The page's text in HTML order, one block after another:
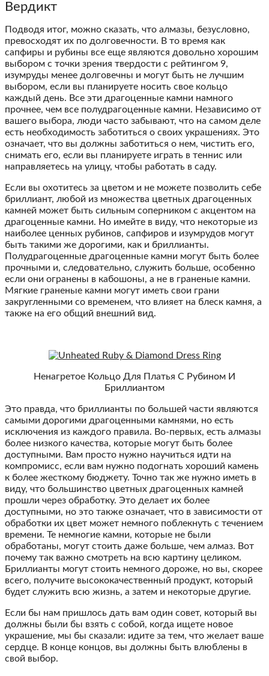
Вердикт
Подводя итог, можно сказать, что алмазы, безусловно,
превосходят их по долговечности. В то время как
сапфиры и рубины все еще являются довольно хорошим
выбором с точки зрения твердости с рейтингом 9,
изумруды менее долговечны и могут быть не лучшим
выбором, если вы планируете носить свое кольцо
каждый день. Все эти драгоценные камни намного
прочнее, чем все полудрагоценные камни. Независимо от
вашего выбора, люди часто забывают, что на самом деле
есть необходимость заботиться о своих украшениях. Это
означает, что вы должны заботиться о нем, чистить его,
снимать его, если вы планируете играть в теннис или
направляетесь на улицу, чтобы работать в саду.
Если вы охотитесь за цветом и не можете позволить себе
бриллиант, любой из множества цветных драгоценных
камней может быть сильным соперником с акцентом на
драгоценные камни. Но имейте в виду, что некоторые из
наиболее ценных рубинов, сапфиров и изумрудов могут
быть такими же дорогими, как и бриллианты.
Полудрагоценные драгоценные камни могут быть более
прочными и, следовательно, служить больше, особенно
если они огранены в кабошоны, а не в граненые камни.
Мягкие граненые камни могут иметь свои грани
закругленными со временем, что влияет на блеск камня, а
также на его общий внешний вид.
Ненагретое Кольцо Для Платья С Рубином И
Бриллиантом
Это правда, что бриллианты по большей части являются
самыми дорогими драгоценными камнями, но есть
исключения из каждого правила. Во-первых, есть алмазы
более низкого качества, которые могут быть более
доступными. Вам просто нужно научиться идти на
компромисс, если вам нужно подогнать хороший камень
к более жесткому бюджету. Точно так же нужно иметь в
виду, что большинство цветных драгоценных камней
прошли через обработку. Это делает их более
доступными, но это также означает, что в зависимости от
обработки их цвет может немного поблекнуть с течением
времени. Те немногие камни, которые не были
обработаны, могут стоить даже больше, чем алмаз. Вот
почему так важно смотреть на всю картину целиком.
Бриллианты могут стоить немного дороже, но вы, скорее
всего, получите высококачественный продукт, который
будет служить всю жизнь, а затем и некоторые другие.
Если бы нам пришлось дать вам один совет, который вы
должны были бы взять с собой, когда ищете новое
украшение, мы бы сказали: идите за тем, что желает ваше
сердце. В конце концов, вы должны быть влюблены в
свой выбор.